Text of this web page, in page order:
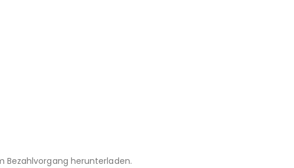
Bezahlvorgang herunterladen.